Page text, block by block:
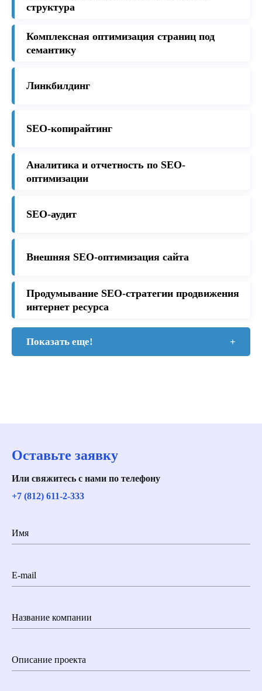
структура
Комплексная оптимизация страниц под
семантику
Линкбилдинг
SEO-копирайтинг
Аналитика и отчетность по SEO-
оптимизации
SEO-аудит
Внешняя SEO-оптимизация сайта
Продумывание SEO-стратегии продвижения
интернет ресурса
Показать еще! +
Оставьте заявку
Или свяжитесь с нами по телефону
+7 (812) 611-2-333
Имя
E-mail
Название компании
Описание проекта